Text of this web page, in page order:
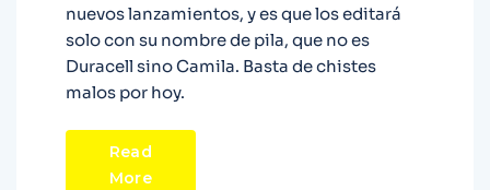
nuevos lanzamientos, y es que los editará
solo con su nombre de pila, que no es
Duracell sino Camila. Basta de chistes
malos por hoy.
Read
More